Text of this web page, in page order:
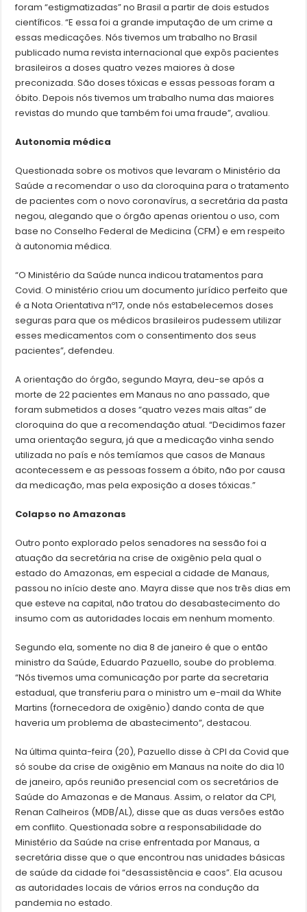
foram “estigmatizadas” no Brasil a partir de dois estudos
científicos. “E essa foi a grande imputação de um crime a
essas medicações. Nós tivemos um trabalho no Brasil
publicado numa revista internacional que expôs pacientes
brasileiros a doses quatro vezes maiores à dose
preconizada. São doses tóxicas e essas pessoas foram a
óbito. Depois nós tivemos um trabalho numa das maiores
revistas do mundo que também foi uma fraude”, avaliou.
Autonomia médica
Questionada sobre os motivos que levaram o Ministério da
Saúde a recomendar o uso da cloroquina para o tratamento
de pacientes com o novo coronavírus, a secretária da pasta
negou, alegando que o órgão apenas orientou o uso, com
base no Conselho Federal de Medicina (CFM) e em respeito
à autonomia médica.
“O Ministério da Saúde nunca indicou tratamentos para
Covid. O ministério criou um documento jurídico perfeito que
é a Nota Orientativa nº17, onde nós estabelecemos doses
seguras para que os médicos brasileiros pudessem utilizar
esses medicamentos com o consentimento dos seus
pacientes”, defendeu.
A orientação do órgão, segundo Mayra, deu-se após a
morte de 22 pacientes em Manaus no ano passado, que
foram submetidos a doses “quatro vezes mais altas” de
cloroquina do que a recomendação atual. “Decidimos fazer
uma orientação segura, já que a medicação vinha sendo
utilizada no país e nós temíamos que casos de Manaus
acontecessem e as pessoas fossem a óbito, não por causa
da medicação, mas pela exposição a doses tóxicas.”
Colapso no Amazonas
Outro ponto explorado pelos senadores na sessão foi a
atuação da secretária na crise de oxigênio pela qual o
estado do Amazonas, em especial a cidade de Manaus,
passou no início deste ano. Mayra disse que nos três dias em
que esteve na capital, não tratou do desabastecimento do
insumo com as autoridades locais em nenhum momento.
Segundo ela, somente no dia 8 de janeiro é que o então
ministro da Saúde, Eduardo Pazuello, soube do problema.
“Nós tivemos uma comunicação por parte da secretaria
estadual, que transferiu para o ministro um e-mail da White
Martins (fornecedora de oxigênio) dando conta de que
haveria um problema de abastecimento”, destacou.
Na última quinta-feira (20), Pazuello disse à CPI da Covid que
só soube da crise de oxigênio em Manaus na noite do dia 10
de janeiro, após reunião presencial com os secretários de
Saúde do Amazonas e de Manaus. Assim, o relator da CPI,
Renan Calheiros (MDB/AL), disse que as duas versões estão
em conflito. Questionada sobre a responsabilidade do
Ministério da Saúde na crise enfrentada por Manaus, a
secretária disse que o que encontrou nas unidades básicas
de saúde da cidade foi “desassistência e caos”. Ela acusou
as autoridades locais de vários erros na condução da
pandemia no estado.